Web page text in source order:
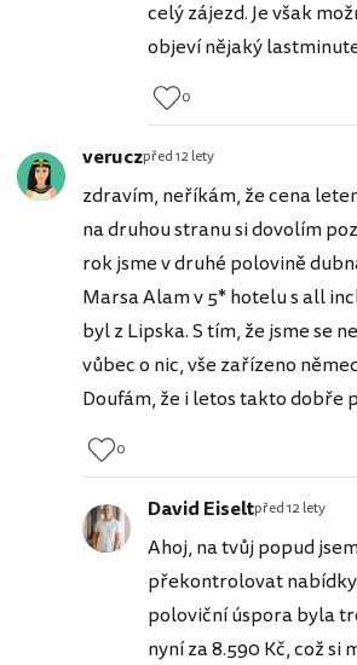
celý zájezd. Je však
objeví nějaký
0
veruczpřed 12 lety
zdravím, neříkám, že cena
na druhou stranu si dovolím
rok jsme v druhé polovině
Marsa Alam v 5* hotelu s all
byl z Lipska. S tím, že jsme se
vůbec o nic, vše zařízeno
Doufám, že i letos takto dobře
0
David Eiseltpřed 12 lety
Ahoj, na tvůj popud
překontrolovat
poloviční úspora byla
nyní za 8.590 Kč, což si